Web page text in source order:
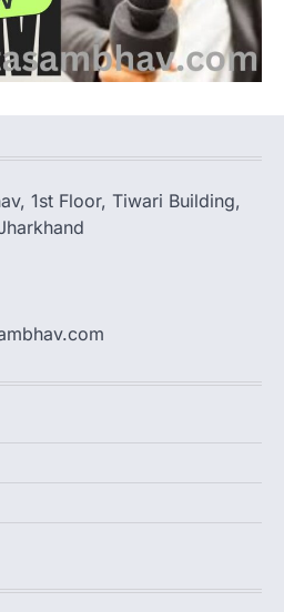
1st Floor, Tiwari Building,